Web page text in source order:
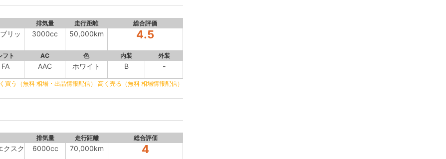
排気量 走行距離 総合評価
リッ
3000cc 50,000km 4.5
フト AC 色 内装 外装
FA AAC ホワイト B -
買う（無料 相場・出品情報配信） 高く売る（無料 相場情報配信）
排気量 走行距離 総合評価
クスク
6000cc 70,000km 4